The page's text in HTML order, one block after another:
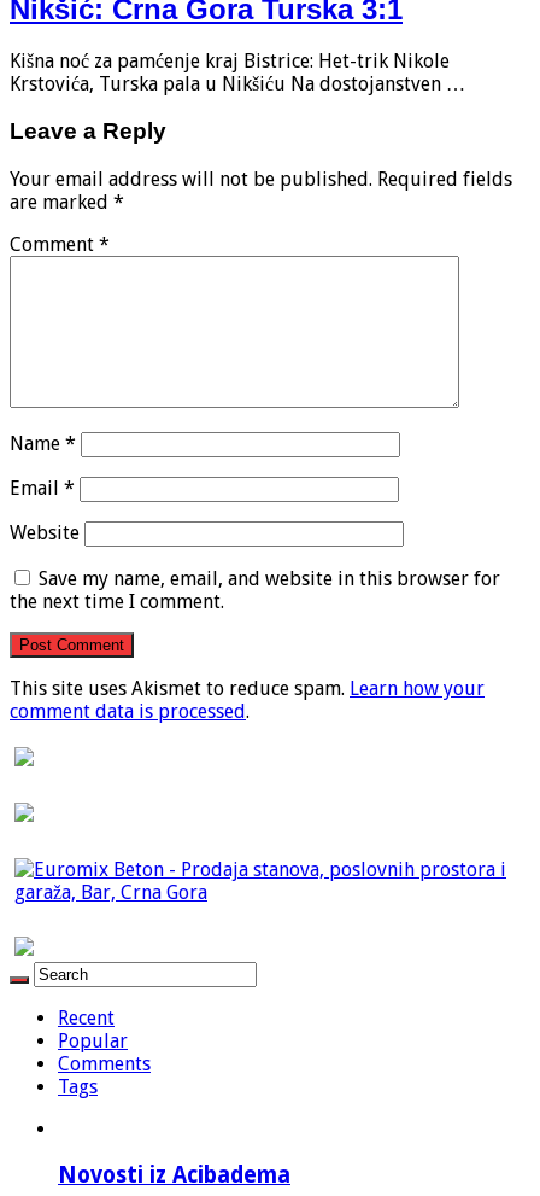
Nikšić: Crna Gora Turska 3:1
Kišna noć za pamćenje kraj Bistrice: Het-trik Nikole
Krstovića, Turska pala u Nikšiću Na dostojanstven …
Leave a Reply
Your email address will not be published. Required fields
are marked *
Comment *
Name *
Email *
Website
Save my name, email, and website in this browser for
the next time I comment.
This site uses Akismet to reduce spam. Learn how your
comment data is processed.
Recent
Popular
Comments
Tags
Novosti iz Acibadema